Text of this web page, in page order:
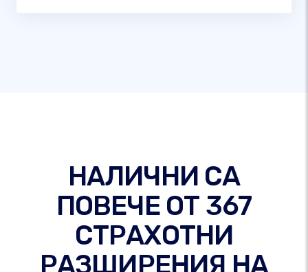
НАЛИЧНИ СА
ПОВЕЧЕ ОТ 367
СТРАХОТНИ
РАЗШИРЕНИЯ НА